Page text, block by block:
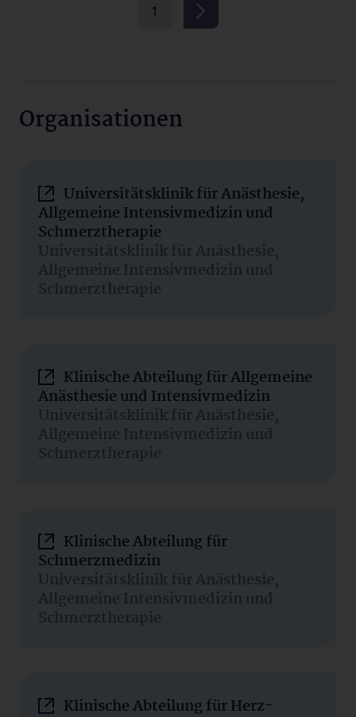
1
Organisationen
Universitätsklinik für Anästhesie,
Allgemeine Intensivmedizin und
Schmerztherapie
Universitätsklinik für Anästhesie,
Allgemeine Intensivmedizin und
Schmerztherapie
Klinische Abteilung für Allgemeine
Anästhesie und Intensivmedizin
Universitätsklinik für Anästhesie,
Allgemeine Intensivmedizin und
Schmerztherapie
Klinische Abteilung für
Schmerzmedizin
Universitätsklinik für Anästhesie,
Allgemeine Intensivmedizin und
Schmerztherapie
Klinische Abteilung für Herz-